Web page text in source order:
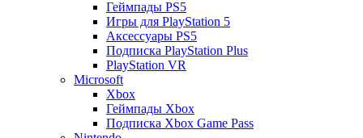
Геймпады PS5
Игры для PlayStation 5
Аксессуары PS5
Подписка PlayStation Plus
PlayStation VR
Microsoft
Xbox
Геймпады Xbox
Подписка Xbox Game Pass